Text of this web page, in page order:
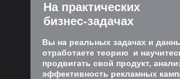
Вы на реальных задачах и
отработаете теорию и
продвигать свой продукт,
эффективность рекламных
На практических
бизнес-задачах